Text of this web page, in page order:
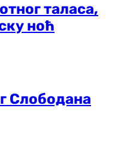
таласа,
ноћ
Слободана